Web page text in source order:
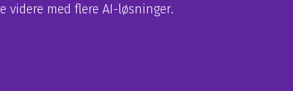
videre med flere AI-løsninger.